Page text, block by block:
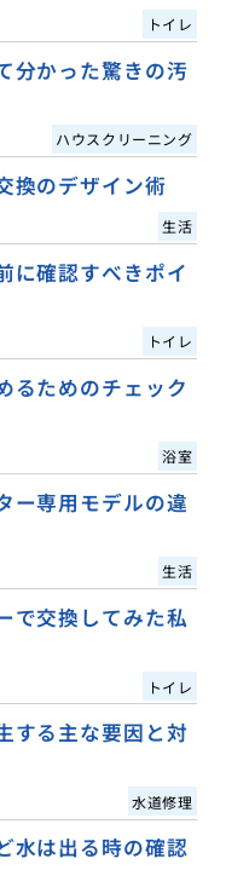
トイレ
分かった驚きの汚
ハウスクリーニング
換のデザイン術
生活
に確認すべきポイ
トイレ
るためのチェック
浴室
ー専用モデルの違
生活
で交換してみた私
トイレ
する主な要因と対
水道修理
水は出る時の確認